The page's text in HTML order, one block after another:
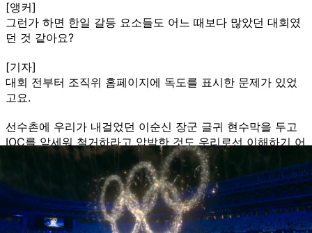
[앵커]
그런가 하면 한일 갈등 요소들도 어느 때보다 많았던 대회였
던 것 같아요?
[기자]
대회 전부터 조직위 홈페이지에 독도를 표시한 문제가 있었
고요.
선수촌에 우리가 내걸었던 이순신 장군 글귀 현수막을 두고
IOC를 앞세워 철거하라고 압박한 것도 우리로선 이해하기 어
려운 일이었죠
이걸 철거하면서 욱일기도 경기장에서 사용 못하게 한 게 스
포츠 외교의 성과라고 대한체육회는 설명했습니다